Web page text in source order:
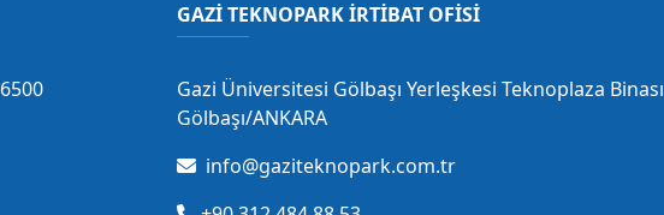
GAZİ TEKNOPARK İRTİBAT OFİSİ
Gazi Üniversitesi Gölbaşı Yerleşkesi Teknoplaza Binası
Gölbaşı/ANKARA
info@gaziteknopark.com.tr